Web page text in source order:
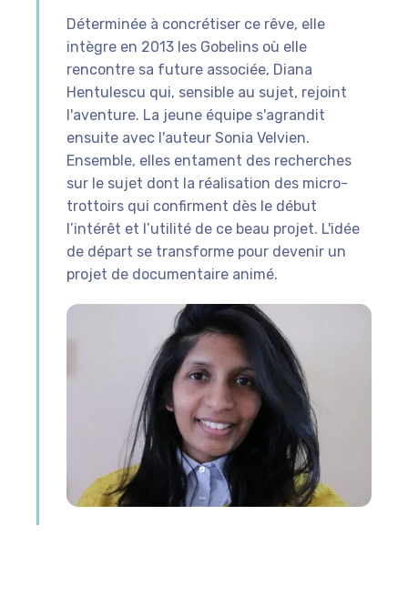
Déterminée à concrétiser ce rêve, elle
intègre en 2013 les Gobelins où elle
rencontre sa future associée, Diana
Hentulescu qui, sensible au sujet, rejoint
l'aventure. La jeune équipe s'agrandit
ensuite avec l'auteur Sonia Velvien.
Ensemble, elles entament des recherches
sur le sujet dont la réalisation des micro-
trottoirs qui confirment dès le début
l’intérêt et l’utilité de ce beau projet. L'idée
de départ se transforme pour devenir un
projet de documentaire animé.